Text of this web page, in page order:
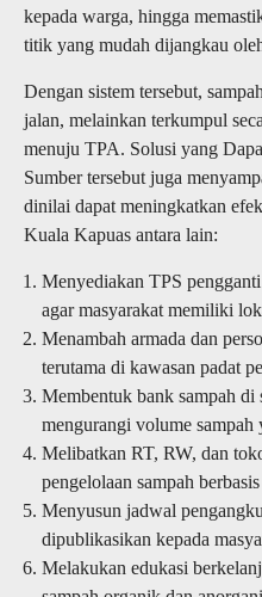
kepada warga, hingga
titik yang mudah dijangkau
Dengan sistem tersebut,
jalan, melainkan terkumpul
menuju TPA. Solusi yang
Sumber tersebut juga
dinilai dapat meningkatkan
Kuala Kapuas antara lain:
Menyediakan TPS
agar masyarakat memiliki
Menambah armada dan
terutama di kawasan padat
Membentuk bank sampah di
mengurangi volume
Melibatkan RT, RW, dan
pengelolaan sampah
Menyusun jadwal
dipublikasikan kepada
Melakukan edukasi